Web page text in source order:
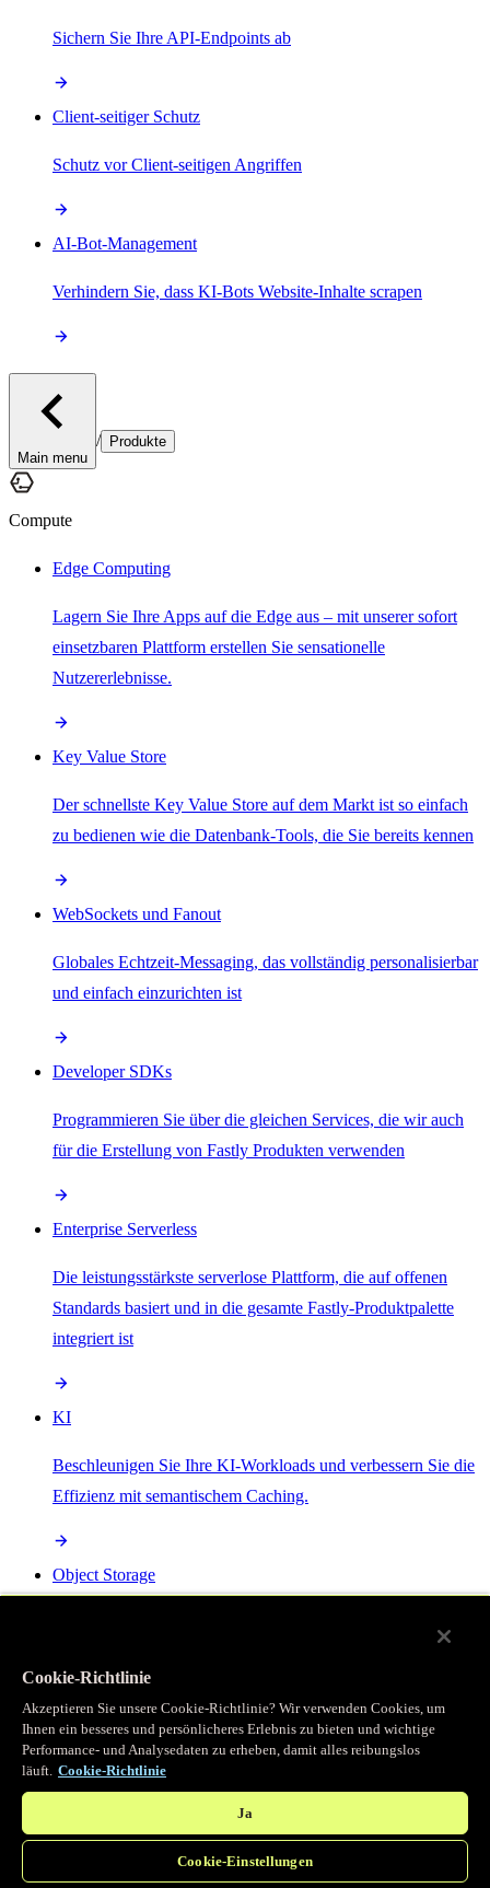
Sichern Sie Ihre API-Endpoints ab
Client-seitiger Schutz
Schutz vor Client-seitigen Angriffen
AI-Bot-Management
Verhindern Sie, dass KI-Bots Website-Inhalte scrapen
Main menu
/ Produkte
Compute
Edge Computing
Lagern Sie Ihre Apps auf die Edge aus – mit unserer sofort
einsetzbaren Plattform erstellen Sie sensationelle
Nutzererlebnisse.
Key Value Store
Der schnellste Key Value Store auf dem Markt ist so einfach
zu bedienen wie die Datenbank-Tools, die Sie bereits kennen
WebSockets und Fanout
Globales Echtzeit-Messaging, das vollständig personalisierbar
und einfach einzurichten ist
Developer SDKs
Programmieren Sie über die gleichen Services, die wir auch
für die Erstellung von Fastly Produkten verwenden
Enterprise Serverless
Die leistungsstärkste serverlose Plattform, die auf offenen
Standards basiert und in die gesamte Fastly-Produktpalette
integriert ist
KI
Beschleunigen Sie Ihre KI-Workloads und verbessern Sie die
Effizienz mit semantischem Caching.
Object Storage
Programmierbarer Cache
Erhalten Sie vollständigen programmatischen Zugriff auf das
legendäre Caching, das unser CDN antreibt.
Cookie-Richtlinie
Akzeptieren Sie unsere Cookie-Richtlinie? Wir verwenden Cookies, um
Ihnen ein besseres und persönlicheres Erlebnis zu bieten und wichtige
Performance- und Analysedaten zu erheben, damit alles reibungslos
läuft. Cookie-Richtlinie
Ja
Cookie-Einstellungen